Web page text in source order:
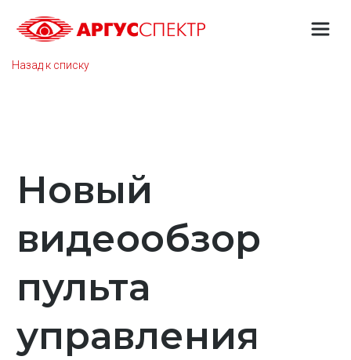
Назад к списку
Новый
видеообзор
пульта
управления